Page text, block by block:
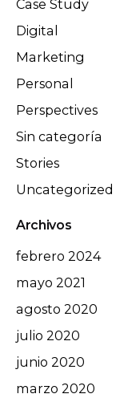
Case Study
Digital
Marketing
Personal
Perspectives
Sin categoría
Stories
Uncategorized
Archivos
febrero 2024
mayo 2021
agosto 2020
julio 2020
junio 2020
marzo 2020